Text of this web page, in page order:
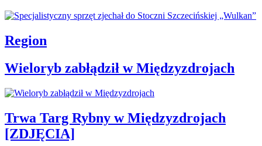
Region
Wieloryb zabłądził w Międzyzdrojach
Trwa Targ Rybny w Międzyzdrojach
[ZDJĘCIA]